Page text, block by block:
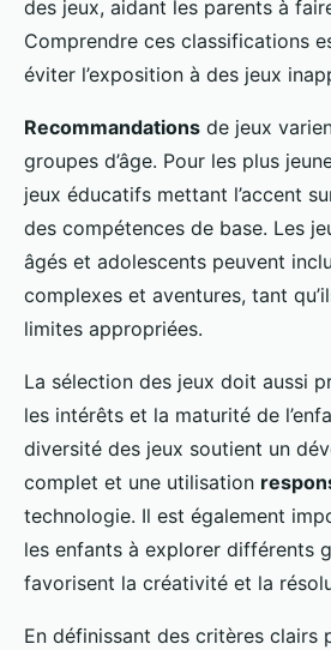
des jeux, aidant les parents à
Comprendre ces classifications
éviter l’exposition à des jeux
Recommandations de jeux
groupes d’âge. Pour les plus
jeux éducatifs mettant l’accent
des compétences de base. Les
âgés et adolescents peuvent
complexes et aventures, tant
limites appropriées.
La sélection des jeux doit aussi
les intérêts et la maturité de
diversité des jeux soutient un
complet et une utilisation
technologie. Il est également
les enfants à explorer différents
favorisent la créativité et la
En définissant des critères clairs